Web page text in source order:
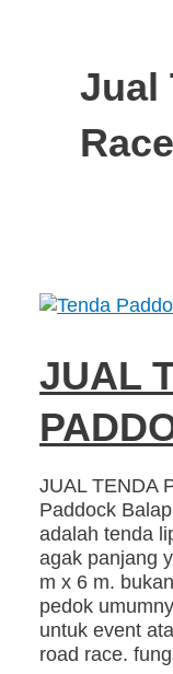
Jual
JUAL
JUAL TENDA
Paddock
adalah tenda
agak panjang
m x 6 m.
pedok
untuk event
road race.